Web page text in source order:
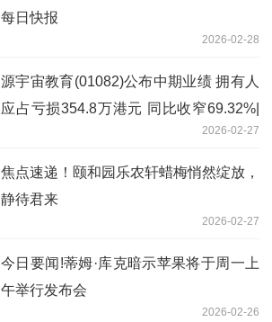
每日快报
2026-02-28
源宇宙教育(01082)公布中期业绩 拥有人
应占亏损354.8万港元 同比收窄69.32%|
2026-02-27
焦点速递！颐和园乐农轩蜡梅悄然绽放，
静待君来
2026-02-27
今日要闻!蒂姆·库克暗示苹果将于周一上
午举行发布会
2026-02-26